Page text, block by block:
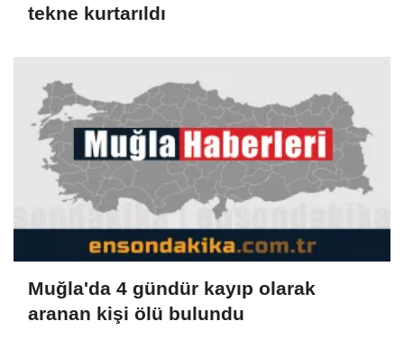
tekne kurtarıldı
Muğla'da 4 gündür kayıp olarak
aranan kişi ölü bulundu